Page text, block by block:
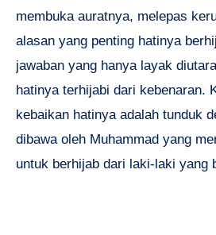
membuka auratnya, melepas
alasan yang penting hatinya
jawaban yang hanya layak
hatinya terhijabi dari kebenaran.
kebaikan hatinya adalah tunduk
dibawa oleh Muhammad yang
untuk berhijab dari laki-laki yang